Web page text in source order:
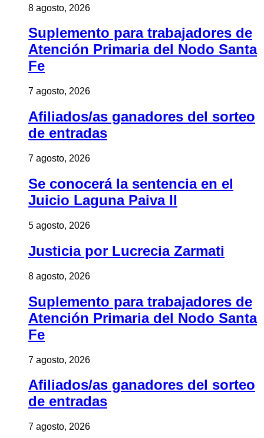
8 agosto, 2026
Suplemento para trabajadores de
Atención Primaria del Nodo Santa
Fe
7 agosto, 2026
Afiliados/as ganadores del sorteo
de entradas
7 agosto, 2026
Se conocerá la sentencia en el
Juicio Laguna Paiva II
5 agosto, 2026
Justicia por Lucrecia Zarmati
8 agosto, 2026
Suplemento para trabajadores de
Atención Primaria del Nodo Santa
Fe
7 agosto, 2026
Afiliados/as ganadores del sorteo
de entradas
7 agosto, 2026